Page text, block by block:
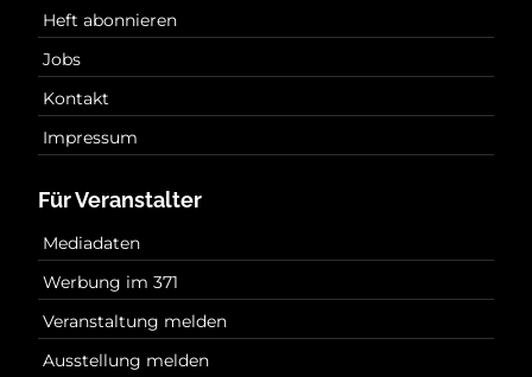
Heft abonnieren
Jobs
Kontakt
Impressum
Für Veranstalter
Mediadaten
Werbung im 371
Veranstaltung melden
Ausstellung melden